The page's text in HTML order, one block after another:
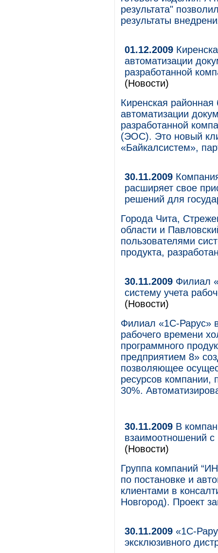
результата"
результаты
01.12.2009
автоматизации
разработанной
(Новости)
Киренская районная
автоматизации
разработанной
(ЭОС). Это новый
«Байкалсистем»,
30.11.2009
расширяет свое
решений для
Города Чита,
области и
пользователями
продукта,
30.11.2009 Филиал
систему учета
(Новости)
Филиал «1С-Рарус»
рабочего времени
программного
предприятием 8»
позволяющее
ресурсов компании,
30%.
30.11.2009 В
взаимоотношений
(Новости)
Группа компаний
по постановке и
клиентами в
Новгород). Проект
30.11.2009 «1С-
эксклюзивного